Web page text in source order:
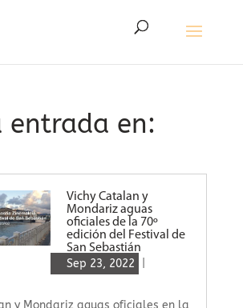
entrada en:
Vichy Catalan y
Mondariz aguas
oficiales de la 70º
edición del Festival de
San Sebastián
Sep 23, 2022
y Mondariz aguas oficiales en la